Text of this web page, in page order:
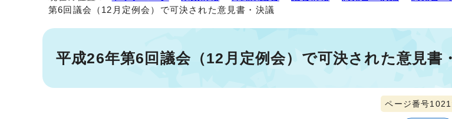
第6回議会（12月定例会）で可決された意見書・決議
平成26年第6回議会（12月定例会）で可決された意見書
ページ番号